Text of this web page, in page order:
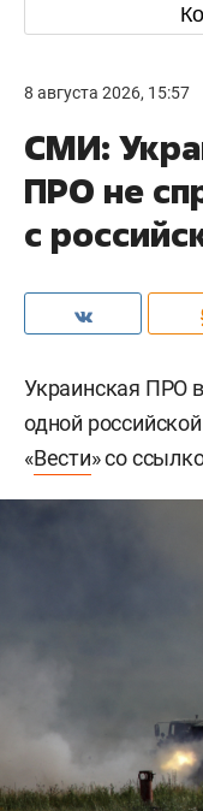
8 августа 2026, 15:57
СМИ:
ПРО не
с
Украинская ПРО
одной
«Вести» со